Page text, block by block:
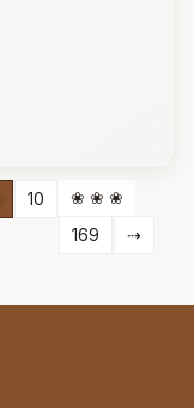
10
❀ ❀ ❀
169
⇢